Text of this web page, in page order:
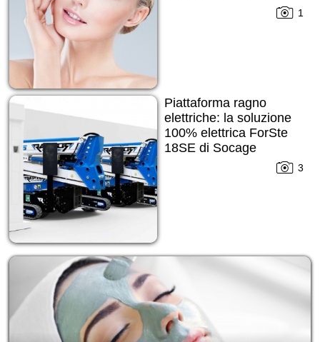
1
Piattaforma ragno
elettriche: la soluzione
100% elettrica ForSte
18SE di Socage
3